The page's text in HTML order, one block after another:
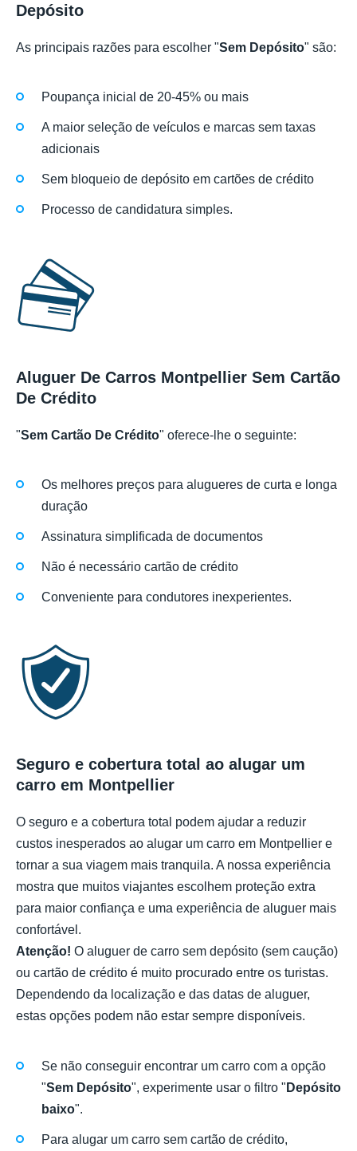
Depósito
As principais razões para escolher "Sem Depósito" são:
Poupança inicial de 20-45% ou mais
A maior seleção de veículos e marcas sem taxas
adicionais
Sem bloqueio de depósito em cartões de crédito
Processo de candidatura simples.
Aluguer De Carros Montpellier Sem Cartão
De Crédito
"Sem Cartão De Crédito" oferece-lhe o seguinte:
Os melhores preços para alugueres de curta e longa
duração
Assinatura simplificada de documentos
Não é necessário cartão de crédito
Conveniente para condutores inexperientes.
Seguro e cobertura total ao alugar um
carro em Montpellier
O seguro e a cobertura total podem ajudar a reduzir
custos inesperados ao alugar um carro em Montpellier e
tornar a sua viagem mais tranquila. A nossa experiência
mostra que muitos viajantes escolhem proteção extra
para maior confiança e uma experiência de aluguer mais
confortável.
Atenção! O aluguer de carro sem depósito (sem caução)
ou cartão de crédito é muito procurado entre os turistas.
Dependendo da localização e das datas de aluguer,
estas opções podem não estar sempre disponíveis.
Se não conseguir encontrar um carro com a opção
"Sem Depósito", experimente usar o filtro " Depósito
baixo".
Para alugar um carro sem cartão de crédito,